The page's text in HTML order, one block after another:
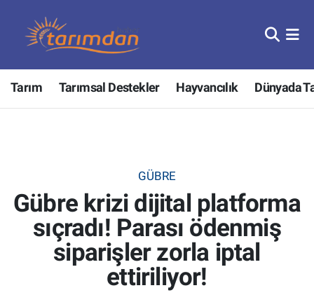
Tarım Tarımsal Destekler Hayvancılık Dünyada
GÜBRE
Gübre krizi dijital platforma
sıçradı! Parası ödenmiş
siparişler zorla iptal
ettiriliyor!
Tarım
Hayvancılık
Tarımsal Destekler
Tarım Bakanlığı
Nöbetçi Eczaneler
Hava Durumu
Tüm Manşetler
Son Dakika Haberleri
Haber Arşivi